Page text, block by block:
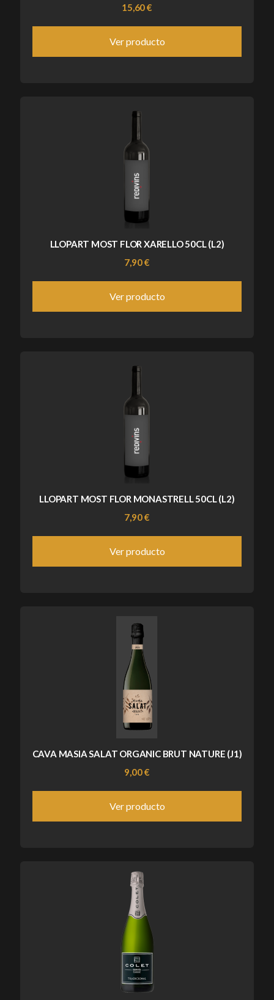
15,60 €
Ver producto
LLOPART MOST FLOR XARELLO 50CL (L2)
7,90 €
Ver producto
LLOPART MOST FLOR MONASTRELL 50CL (L2)
7,90 €
Ver producto
CAVA MASIA SALAT ORGANIC BRUT NATURE (J1)
9,00 €
Ver producto